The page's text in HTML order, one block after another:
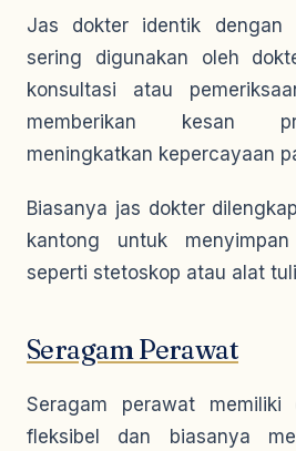
Jas dokter identik dengan
sering digunakan oleh
konsultasi atau
memberikan kesan
meningkatkan kepercayaan
Biasanya jas dokter
kantong untuk
seperti stetoskop atau alat
Seragam Perawat
Seragam perawat
fleksibel dan biasanya